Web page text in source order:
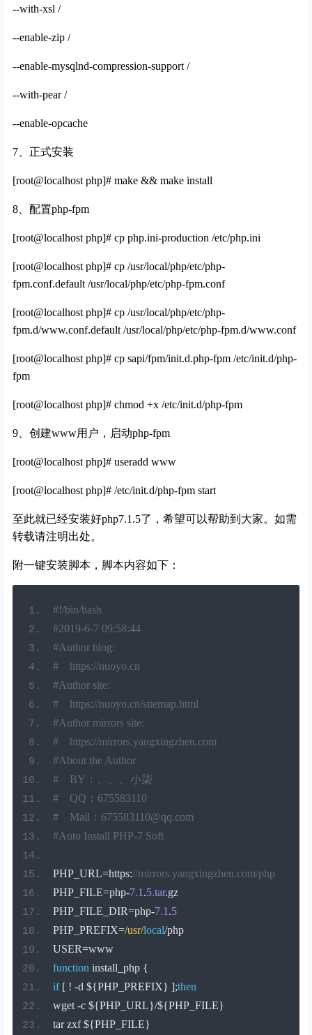
--with-xsl /
--enable-zip /
--enable-mysqlnd-compression-support /
--with-pear /
--enable-opcache
7、正式安装
[root@localhost php]# make && make install
8、配置php-fpm
[root@localhost php]# cp php.ini-production /etc/php.ini
[root@localhost php]# cp /usr/local/php/etc/php-
fpm.conf.default /usr/local/php/etc/php-fpm.conf
[root@localhost php]# cp /usr/local/php/etc/php-
fpm.d/www.conf.default /usr/local/php/etc/php-fpm.d/www.conf
[root@localhost php]# cp sapi/fpm/init.d.php-fpm /etc/init.d/php-
fpm
[root@localhost php]# chmod +x /etc/init.d/php-fpm
9、创建www用户，启动php-fpm
[root@localhost php]# useradd www
[root@localhost php]# /etc/init.d/php-fpm start
至此就已经安装好php7.1.5了，希望可以帮助到大家。如需
转载请注明出处。
附一键安装脚本，脚本内容如下：
#!/bin/bash
#2019-6-7 09:58:44
#Author blog:
#    https://nuoyo.cn
#Author site:
#    https://nuoyo.cn/sitemap.html
#Author mirrors site:
#    https://mirrors.yangxingzhen.com
#About the Author
#    BY：、、、小柒
#    QQ：675583110
#    Mail：675583110@qq.com
#Auto Install PHP-7 Soft
PHP_URL=https://mirrors.yangxingzhen.com/php
PHP_FILE=php-7.1 .5.tar.gz
PHP_FILE_DIR=php-7.1 .5
PHP_PREFIX=/usr/local/php
USER=www
function install_php {
if [ ! -d ${PHP_PREFIX} ];then
wget -c ${PHP_URL}/${PHP_FILE}
tar zxf ${PHP_FILE}